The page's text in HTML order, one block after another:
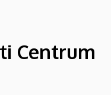
Centrum